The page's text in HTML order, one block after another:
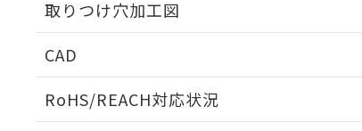
取りつけ穴加工図
CAD
RoHS/REACH対応状況